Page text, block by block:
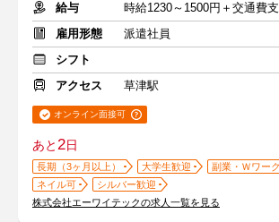
給与
時給1230～1500円＋交通費
雇用形態
派遣社員
シフト
アクセス
草津駅
オンライン面接可
あと2日
長期（3ヶ月以上） 大学生歓迎
副業・Ｗワー
ネイル可
シルバー歓迎
株式会社エーワイテックの求人一覧を見る